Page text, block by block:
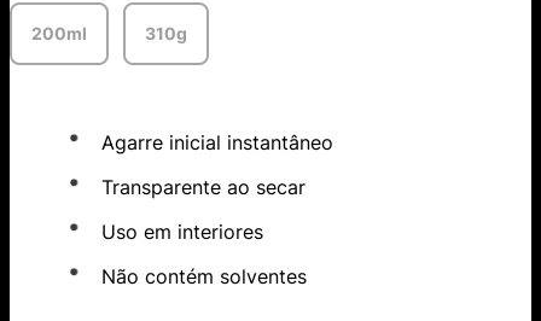
200ml 310g
Agarre inicial instantâneo
Transparente ao secar
Uso em interiores
Não contém solventes